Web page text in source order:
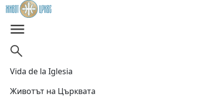
Skip to main content
Vida de la Iglesia
Животът на Църквата